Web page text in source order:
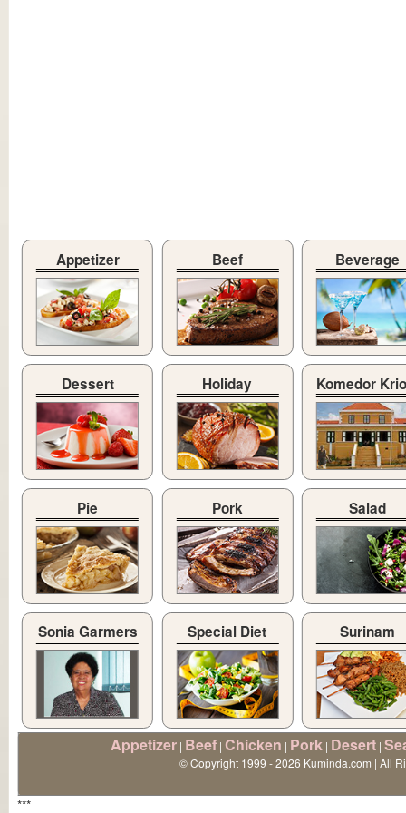
Appetizer Beef Beverage
Dessert Holiday Komedor
Pie Pork Salad
Sonia Garmers Special Diet Surinam
Appetizer | Beef | Chicken | Pork | Desert |
© Copyright 1999 - 2026 Kuminda.com | All
***